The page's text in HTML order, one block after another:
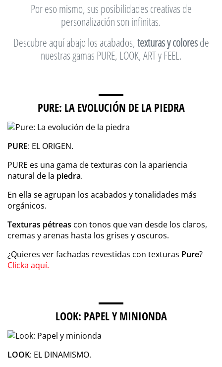
Por eso mismo, sus posibilidades creativas de
personalización son infinitas.
Descubre aquí abajo los acabados,texturas y coloresde
nuestras gamas PURE, LOOK, ART y FEEL.
PURE: LA EVOLUCIÓN DE LA PIEDRA
PURE: EL ORIGEN.
PURE es una gama de texturas con la apariencia
natural de la piedra.
En ella se agrupan los acabados y tonalidades más
orgánicos.
Texturas pétreas con tonos que van desde los claros,
cremas y arenas hasta los grises y oscuros.
¿Quieres ver fachadas revestidas con texturas Pure?
Clicka aquí.
LOOK: PAPEL Y MINIONDA
LOOK: EL DINAMISMO.